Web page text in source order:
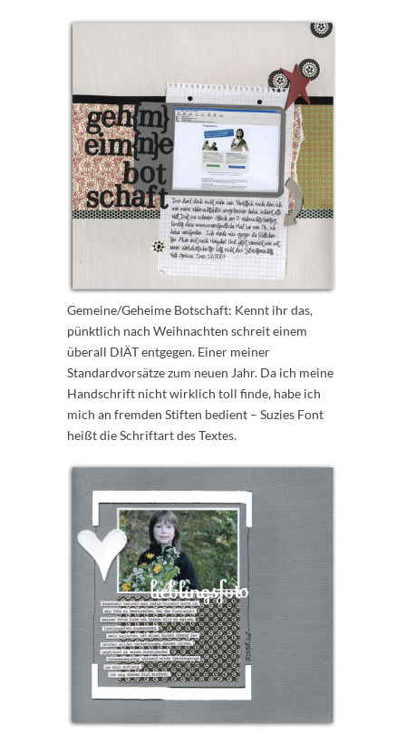
Gemeine/Geheime Botschaft: Kennt ihr das,
pünktlich nach Weihnachten schreit einem
überall DIÄT entgegen. Einer meiner
Standardvorsätze zum neuen Jahr. Da ich meine
Handschrift nicht wirklich toll finde, habe ich
mich an fremden Stiften bedient – Suzies Font
heißt die Schriftart des Textes.